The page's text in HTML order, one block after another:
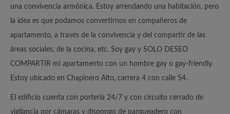
una convivencia armónica. Estoy arrendando una habitación, pero
la idea es que podamos convertirnos en compañeros de
apartamento, a través de la convivencia y del compartir de las
áreas sociales, de la cocina, etc. Soy gay y SOLO DESEO
COMPARTIR mi apartamento con un hombre gay o gay-friendly.
Estoy ubicado en Chapinero Alto, carrera 4 con calle 54.
El edificio cuenta con portería 24/7 y con circuito cerrado de
vigilancia por cámaras y dispongo de parqueadero con